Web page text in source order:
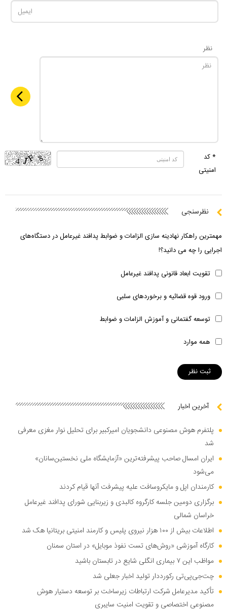
نظر
* کد
امنیتی
نظرسنجی
مهمترین راهکار نهادینه سازی الزامات و ضوابط پدافند غیرعامل در دستگاه‌های
اجرایی را چه می دانید؟!
تقویت ابعاد قانونی پدافند غیرعامل
ورود قوه قضائیه و برخوردهای سلبی
توسعه گفتمانی و آموزش الزامات و ضوابط
همه موارد
آخرین اخبار
پلتفرم هوش مصنوعی دانشجویان امیرکبیر برای تحلیل نوار مغزی معرفی
شد
ایران امسال صاحب پیشرفته‌ترین «آزمایشگاه ملی نخستین‌سانان»
می‌شود
کارمندان اپل و مایکروسافت علیه پیشرفت آنها قیام کردند
برگزاری دومین جلسه کارگروه کالبدی و زیربنایی شورای پدافند غیرعامل
خراسان شمالی
اطلاعات بیش از ۱۰۰ هزار نیروی پلیس و کارمند امنیتی بریتانیا هک شد
کارگاه آموزشی «روش‌های تست نفوذ موبایل» در استان سمنان
مواظب این ۷ بیماری انگلی شایع در تابستان باشید
چت‌جی‌پی‌تی رکورددار تولید اخبار جعلی شد
تأکید مدیرعامل شرکت ارتباطات زیرساخت بر توسعه دستیار هوش
مصنوعی اختصاصی و تقویت امنیت سایبری